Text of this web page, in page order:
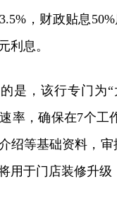
，财政贴息
利息。
是，该行专门为
率，确保在7个工
绍等基础资料，
用于门店装修升级